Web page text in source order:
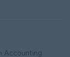
Accounting